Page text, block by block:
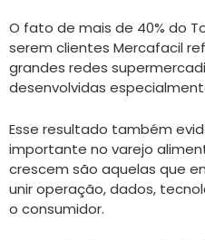
O fato de mais de 40% do
serem clientes Mercafacil
grandes redes
desenvolvidas
Esse resultado também
importante no varejo
crescem são aquelas que
unir operação, dados,
o consumidor.